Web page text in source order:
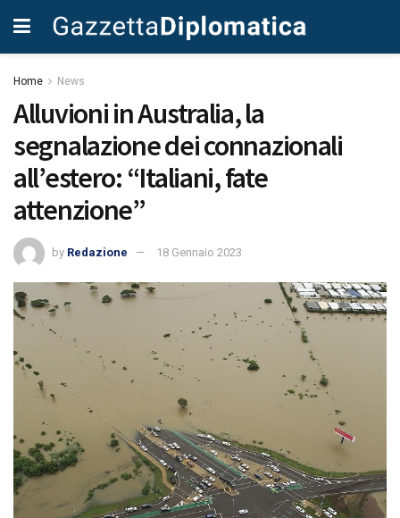
Home News
Alluvioni in Australia, la
segnalazione dei connazionali
all’estero: “Italiani, fate
attenzione”
by Redazione 18 Gennaio 2023